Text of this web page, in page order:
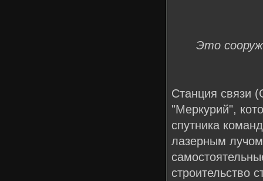
Это
Станция связи
"Меркурий",
спутника
лазерным
строительство